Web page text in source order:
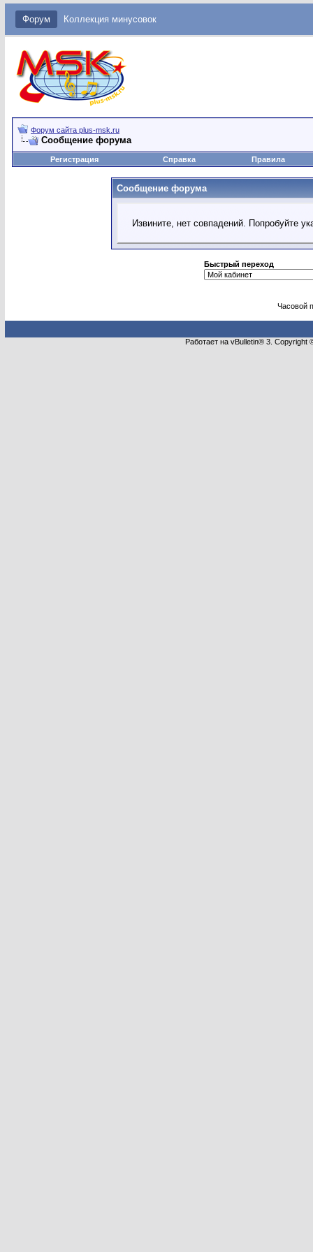
Форум Коллекция минусовок
Форум сайта plus-msk.ru
Сообщение форума
Регистрация Справка Правила
Сообщение форума
Извините, нет совпадений. Попробуйте
Быстрый переход
Часовой
Работает на vBulletin® 3.